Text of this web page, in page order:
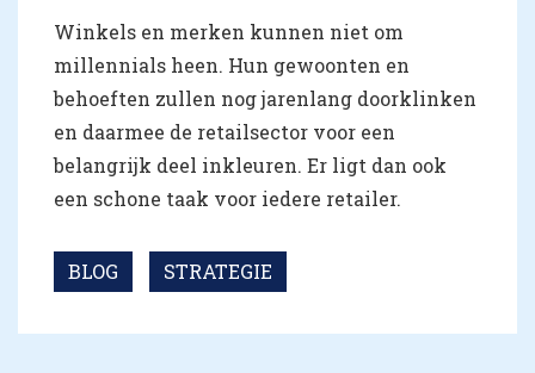
Winkels en merken kunnen niet om
millennials heen. Hun gewoonten en
behoeften zullen nog jarenlang doorklinken
en daarmee de retailsector voor een
belangrijk deel inkleuren. Er ligt dan ook
een schone taak voor iedere retailer.
BLOG STRATEGIE